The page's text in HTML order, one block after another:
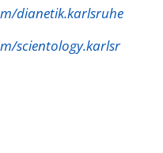
dianetik.karlsruhe
scientology.karlsr